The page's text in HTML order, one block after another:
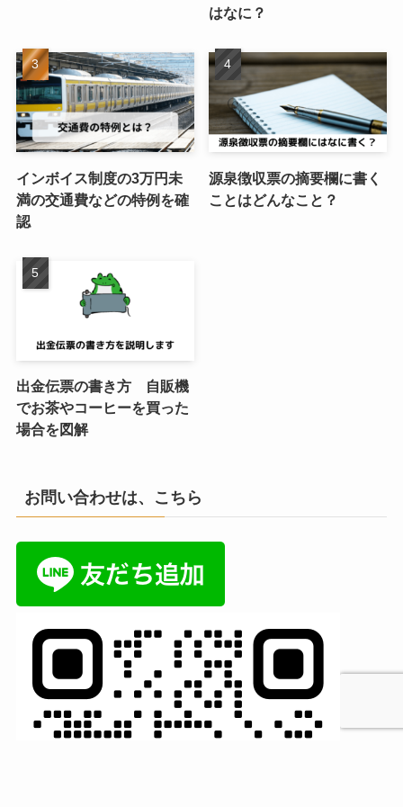
はなに？
インボイス制度の3万円未
満の交通費などの特例を確
認
源泉徴収票の摘要欄に書く
ことはどんなこと？
出金伝票の書き方 自販機
でお茶やコーヒーを買った
場合を図解
お問い合わせは、こちら